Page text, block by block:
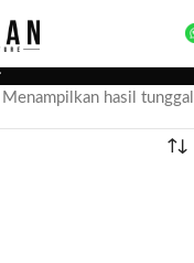
Menampilkan hasil tunggal